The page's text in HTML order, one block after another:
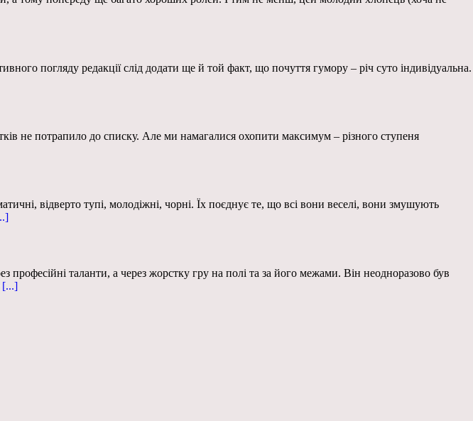
погляду редакції слід додати ще й той факт, що почуття гумору – річ суто індивідуальна.
не потрапило до списку. Але ми намагалися охопити максимум – різного ступеня
відверто тупі, молодіжні, чорні. Їх поєднує те, що всі вони веселі, вони змушують
таланти, а через жорстку гру на полі та за його межами. Він неодноразово був
[...]